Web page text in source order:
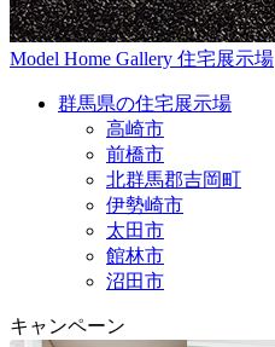
Model Home Gallery 住宅展示場
群馬県の住宅展示場
高崎市
前橋市
北群馬郡吉岡町
伊勢崎市
太田市
館林市
沼田市
キャンペーン